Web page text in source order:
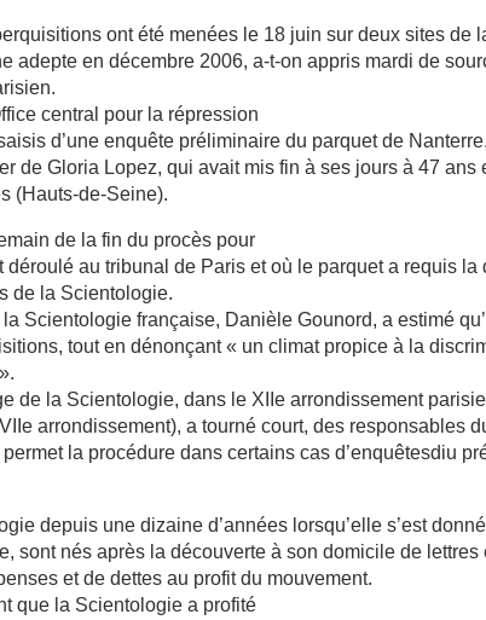
ont été menées le 18 juin sur deux sites de
adepte en décembre 2006, a-t-on appris mardi de
central pour la répression
d’une enquête préliminaire du parquet de
de Gloria Lopez, qui avait mis fin à ses jours à 47 ans
(Hauts-de-Seine).
de la fin du procès pour
déroulé au tribunal de Paris et où le parquet a requis la
de la Scientologie.
Scientologie française, Danièle Gounord, a estimé
tout en dénonçant « un climat propice à la
de la Scientologie, dans le XIIe arrondissement
arrondissement), a tourné court, des responsables
la procédure dans certains cas d’enquêtesdiu
depuis une dizaine d’années lorsqu’elle s’est
sont nés après la découverte à son domicile de lettres
et de dettes au profit du mouvement.
que la Scientologie a profité